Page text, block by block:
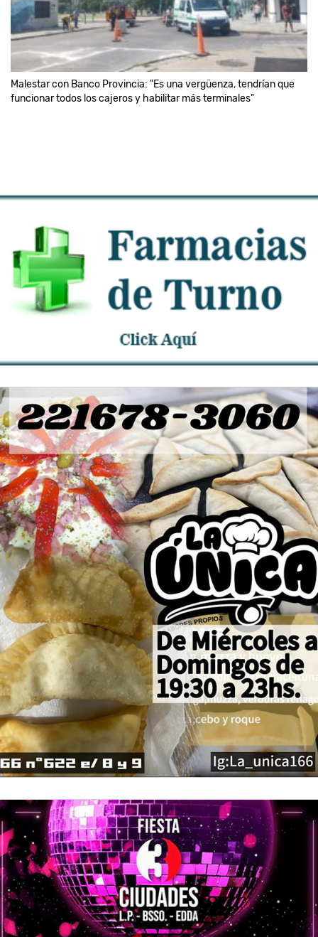
Malestar con Banco Provincia: "Es una vergüenza, tendrían que
funcionar todos los cajeros y habilitar más terminales"